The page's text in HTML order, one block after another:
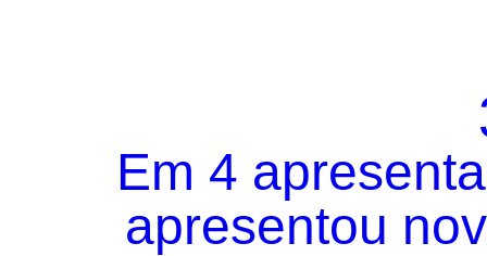
Em 4
apresentou